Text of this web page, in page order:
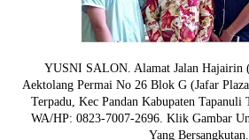
YUSNI SALON. Alamat Jalan Hajairin
Aektolang Permai No 26 Blok G (Jafar
Terpadu, Kec Pandan Kabupaten Tapanuli
WA/HP: 0823-7007-2696. Klik Gambar
Yang Bersangkutan.